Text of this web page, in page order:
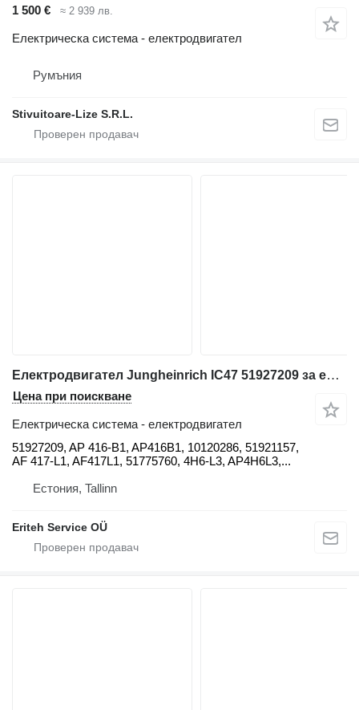
1 500 €
≈ 2 939 лв.
Електрическа система - електродвигател
Румъния
Stivuitoare-Lize S.R.L.
Електродвигател Jungheinrich IC47 51927209 за електрокар Jungheinrich 51927209, AP 416-B1, AP416B1, 10120286, 51921157, AF 417-L1, AF417L1, 51775760, AP 4H6-L3, AP4H6L3, 10120254, IC47
Цена при поискване
Електрическа система - електродвигател
51927209, AP 416-B1, AP416B1, 10120286, 51921157,
AF 417-L1, AF417L1, 51775760, 4H6-L3, AP4H6L3,...
Естония, Tallinn
Eriteh Service OÜ